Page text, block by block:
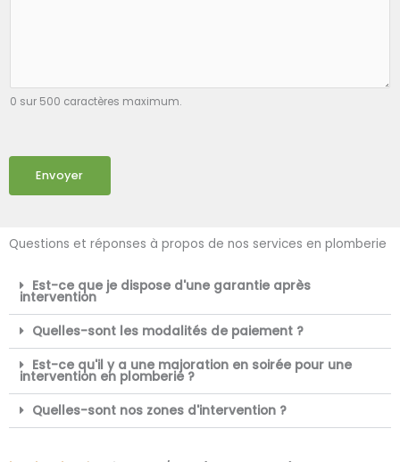
0 sur 500 caractères maximum.
Envoyer
Questions et réponses à propos de nos services en plomberie
Est-ce que je dispose d'une garantie après
intervention
Quelles-sont les modalités de paiement ?
Est-ce qu'il y a une majoration en soirée pour une
intervention en plomberie ?
Quelles-sont nos zones d'intervention ?